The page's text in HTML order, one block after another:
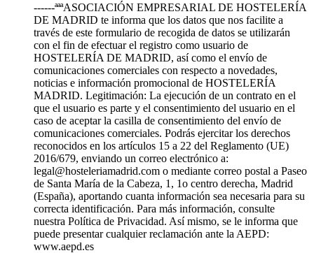
------ªªªASOCIACIÓN EMPRESARIAL DE HOSTELERÍA
DE MADRID te informa que los datos que nos facilite a
través de este formulario de recogida de datos se utilizarán
con el fin de efectuar el registro como usuario de
HOSTELERÍA DE MADRID, así como el envío de
comunicaciones comerciales con respecto a novedades,
noticias e información promocional de HOSTELERÍA
MADRID. Legitimación: La ejecución de un contrato en el
que el usuario es parte y el consentimiento del usuario en el
caso de aceptar la casilla de consentimiento del envío de
comunicaciones comerciales. Podrás ejercitar los derechos
reconocidos en los artículos 15 a 22 del Reglamento (UE)
2016/679, enviando un correo electrónico a:
legal@hosteleriamadrid.com o mediante correo postal a Paseo
de Santa María de la Cabeza, 1, 1o centro derecha, Madrid
(España), aportando cuanta información sea necesaria para su
correcta identificación. Para más información, consulte
nuestra Política de Privacidad. Así mismo, se le informa que
puede presentar cualquier reclamación ante la AEPD:
www.aepd.es